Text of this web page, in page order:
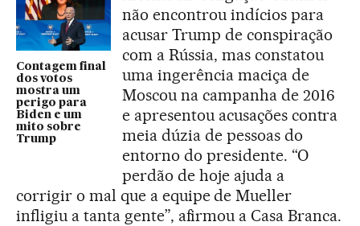
Contagem final
dos votos
mostra um
perigo para
Biden e um
mito sobre
Trump
não encontrou indícios para
acusar Trump de conspiração
com a Rússia, mas constatou
uma ingerência maciça de
Moscou na campanha de 2016
e apresentou acusações contra
meia dúzia de pessoas do
entorno do presidente. “O
perdão de hoje ajuda a
corrigir o mal que a equipe de Mueller
infligiu a tanta gente”, afirmou a Casa Branca.